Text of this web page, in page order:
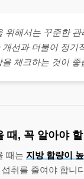
위해서는 꾸준한
개선과 더불어 정기
을 체크하는 것이 좋
때, 꼭 알아야
때는 지방 함량이
섭취를 줄여야 합니